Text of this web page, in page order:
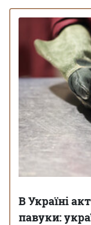
В Україні
павуки: